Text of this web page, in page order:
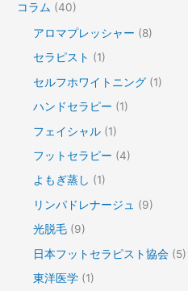
コラム (40)
アロマプレッシャー (8)
セラピスト (1)
セルフホワイトニング (1)
ハンドセラピー (1)
フェイシャル (1)
フットセラピー (4)
よもぎ蒸し (1)
リンパドレナージュ (9)
光脱毛 (9)
日本フットセラピスト協会 (5)
東洋医学 (1)